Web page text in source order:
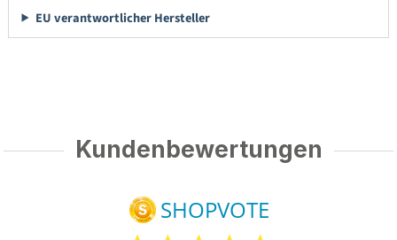
EU verantwortlicher Hersteller
Kundenbewertungen